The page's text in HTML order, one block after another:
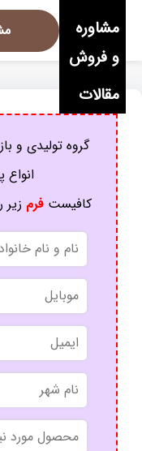
مشاوره
و فروش
مقالات
گروه تولیدی و
کافیستفرم زیر
*